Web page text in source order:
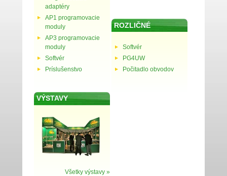
adaptéry
AP1 programovacie
moduly
AP3 programovacie
moduly
Softvér
Príslušenstvo
ROZLIČNÉ
Softvér
PG4UW
Počitadlo obvodov
VÝSTAVY
Všetky výstavy »